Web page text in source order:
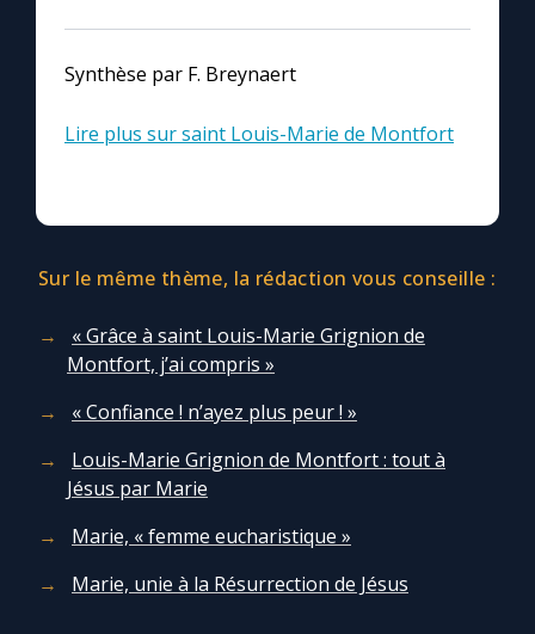
Synthèse par F. Breynaert
Lire plus sur saint Louis-Marie de Montfort
Sur le même thème, la rédaction vous conseille :
« Grâce à saint Louis-Marie Grignion de
Montfort, j’ai compris »
« Confiance ! n’ayez plus peur ! »
Louis-Marie Grignion de Montfort : tout à
Jésus par Marie
Marie, « femme eucharistique »
Marie, unie à la Résurrection de Jésus